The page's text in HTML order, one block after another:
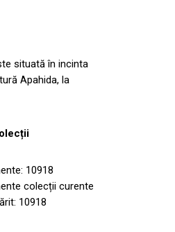
situată în incinta
Apahida, la
10918
colecții curente
10918